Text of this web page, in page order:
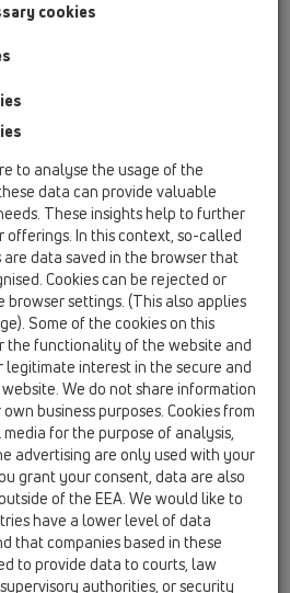
/ HL01001D
5/4"
в баня / Принадлежности /
/ HL01007D
T30
в баня / Принадлежности /
/ HL01069D
клинообразен K30 черен
в баня / Принадлежности /
/ HL015.1.2E
държач
в баня / Принадлежности /
/ HL034.1E
при монтажа
cookies
to analyse the usage of the
data can provide valuable
These insights help to further
In this context, so-called
are data saved in the browser that
Cookies can be rejected or
settings. (This also applies
Some of the cookies on this
the functionality of the website and
legitimate interest in the secure and
We do not share information
business purposes. Cookies from
for the purpose of analysis,
advertising are only used with your
grant your consent, data are also
of the EEA. We would like to
have a lower level of data
that companies based in these
to provide data to courts, law
authorities, or security